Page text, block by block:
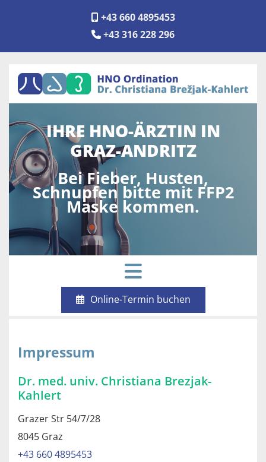
+43 660 4895453
 +43 316 228 296
IHRE HNO-ÄRZTIN IN
GRAZ-ANDRITZ
Bei Fieber, Husten,
Schnupfen bitte mit FFP2
Maske kommen.
Online-Termin buchen
Impressum
Dr. med. univ. Christiana Brezjak-
Kahlert
Grazer Str 54/7/28
8045 Graz
+43 660 4895453